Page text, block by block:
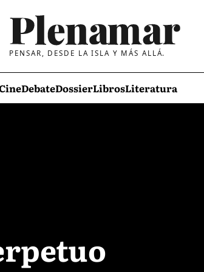
PENSAR, DESDE LA ISLA Y MÁS ALLÁ.
DebateDossierLibrosLiteratura